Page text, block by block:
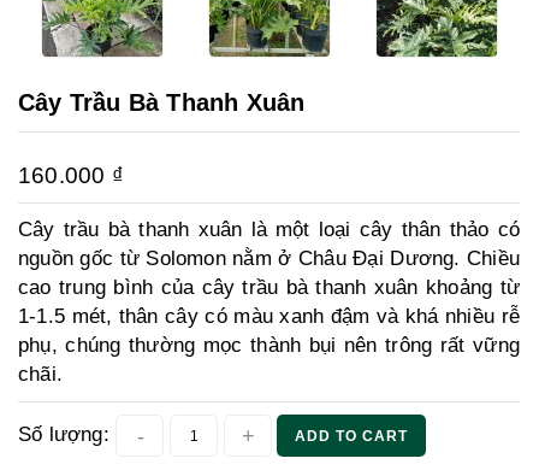
Cây Trầu Bà Thanh Xuân
160.000 ₫
Cây trầu bà thanh xuân là một loại cây thân thảo có
nguồn gốc từ Solomon nằm ở Châu Đại Dương. Chiều
cao trung bình của cây trầu bà thanh xuân khoảng từ
1-1.5 mét, thân cây có màu xanh đậm và khá nhiều rễ
phụ, chúng thường mọc thành bụi nên trông rất vững
chãi.
Số lượng: ADD TO CART